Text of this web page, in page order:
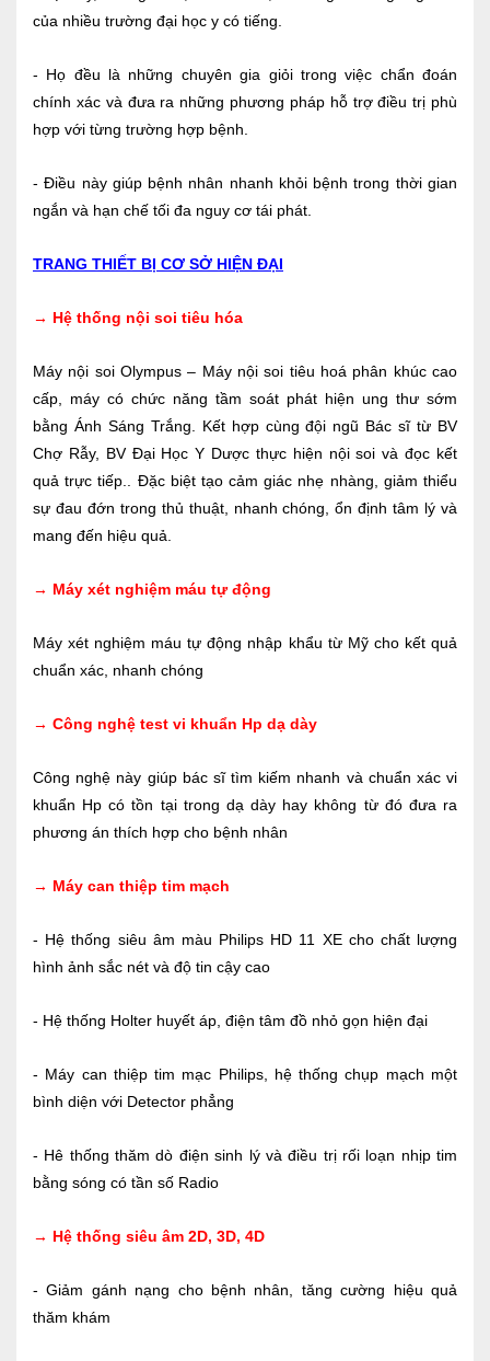
của nhiều trường đại học y có tiếng.
- Họ đều là những chuyên gia giỏi trong việc chẩn đoán
chính xác và đưa ra những phương pháp hỗ trợ điều trị phù
hợp với từng trường hợp bệnh.
- Điều này giúp bệnh nhân nhanh khỏi bệnh trong thời gian
ngắn và hạn chế tối đa nguy cơ tái phát.
TRANG THIẾT BỊ CƠ SỞ HIỆN ĐẠI
→ Hệ thống nội soi tiêu hóa
Máy nội soi Olympus – Máy nội soi tiêu hoá phân khúc cao
cấp, máy có chức năng tầm soát phát hiện ung thư sớm
bằng Ánh Sáng Trắng. Kết hợp cùng đội ngũ Bác sĩ từ BV
Chợ Rẫy, BV Đại Học Y Dược thực hiện nội soi và đọc kết
quả trực tiếp.. Đặc biệt tạo cảm giác nhẹ nhàng, giảm thiểu
sự đau đớn trong thủ thuật, nhanh chóng, ổn định tâm lý và
mang đến hiệu quả.
→ Máy xét nghiệm máu tự động
Máy xét nghiệm máu tự động nhập khẩu từ Mỹ cho kết quả
chuẩn xác, nhanh chóng
→ Công nghệ test vi khuẩn Hp dạ dày
Công nghệ này giúp bác sĩ tìm kiếm nhanh và chuẩn xác vi
khuẩn Hp có tồn tại trong dạ dày hay không từ đó đưa ra
phương án thích hợp cho bệnh nhân
→ Máy can thiệp tim mạch
- Hệ thống siêu âm màu Philips HD 11 XE cho chất lượng
hình ảnh sắc nét và độ tin cậy cao
- Hệ thống Holter huyết áp, điện tâm đồ nhỏ gọn hiện đại
- Máy can thiệp tim mạc Philips, hệ thống chụp mạch một
bình diện với Detector phẳng
- Hê thống thăm dò điện sinh lý và điều trị rối loạn nhịp tim
bằng sóng có tần số Radio
→ Hệ thống siêu âm 2D, 3D, 4D
- Giảm gánh nạng cho bệnh nhân, tăng cường hiệu quả
thăm khám